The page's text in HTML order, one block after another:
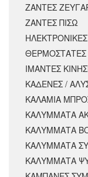
ΖΑΝΤΕΣ
ΖΑΝΤΕΣ ΠΙΣΩ
ΗΛΕΚΤΡΟΝΙΚΕΣ
ΘΕΡΜΟΣΤΑΤΕΣ
ΙΜΑΝΤΕΣ
ΚΑΔΕΝΕΣ /
ΚΑΛΑΜΙΑ
ΚΑΛΥΜΜΑΤΑ
ΚΑΛΥΜΜΑΤΑ
ΚΑΛΥΜΜΑΤΑ
ΚΑΛΥΜΜΑΤΑ